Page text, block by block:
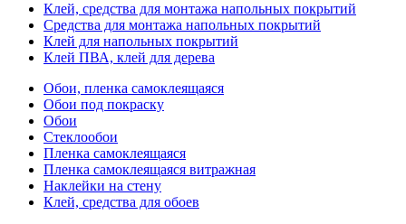
Клей, средства для монтажа напольных покрытий
Средства для монтажа напольных покрытий
Клей для напольных покрытий
Клей ПВА, клей для дерева
Обои, пленка самоклеящаяся
Обои под покраску
Обои
Стеклообои
Пленка самоклеящаяся
Пленка самоклеящаяся витражная
Наклейки на стену
Клей, средства для обоев